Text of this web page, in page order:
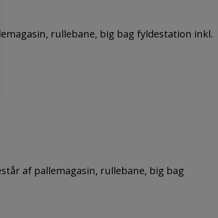
rullebane, big bag fyldestation inkl.
af pallemagasin, rullebane, big bag